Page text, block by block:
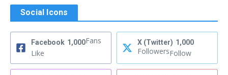
Social Icons
Facebook 1,000Fans
Like
X (Twitter) 1,000
FollowersFollow